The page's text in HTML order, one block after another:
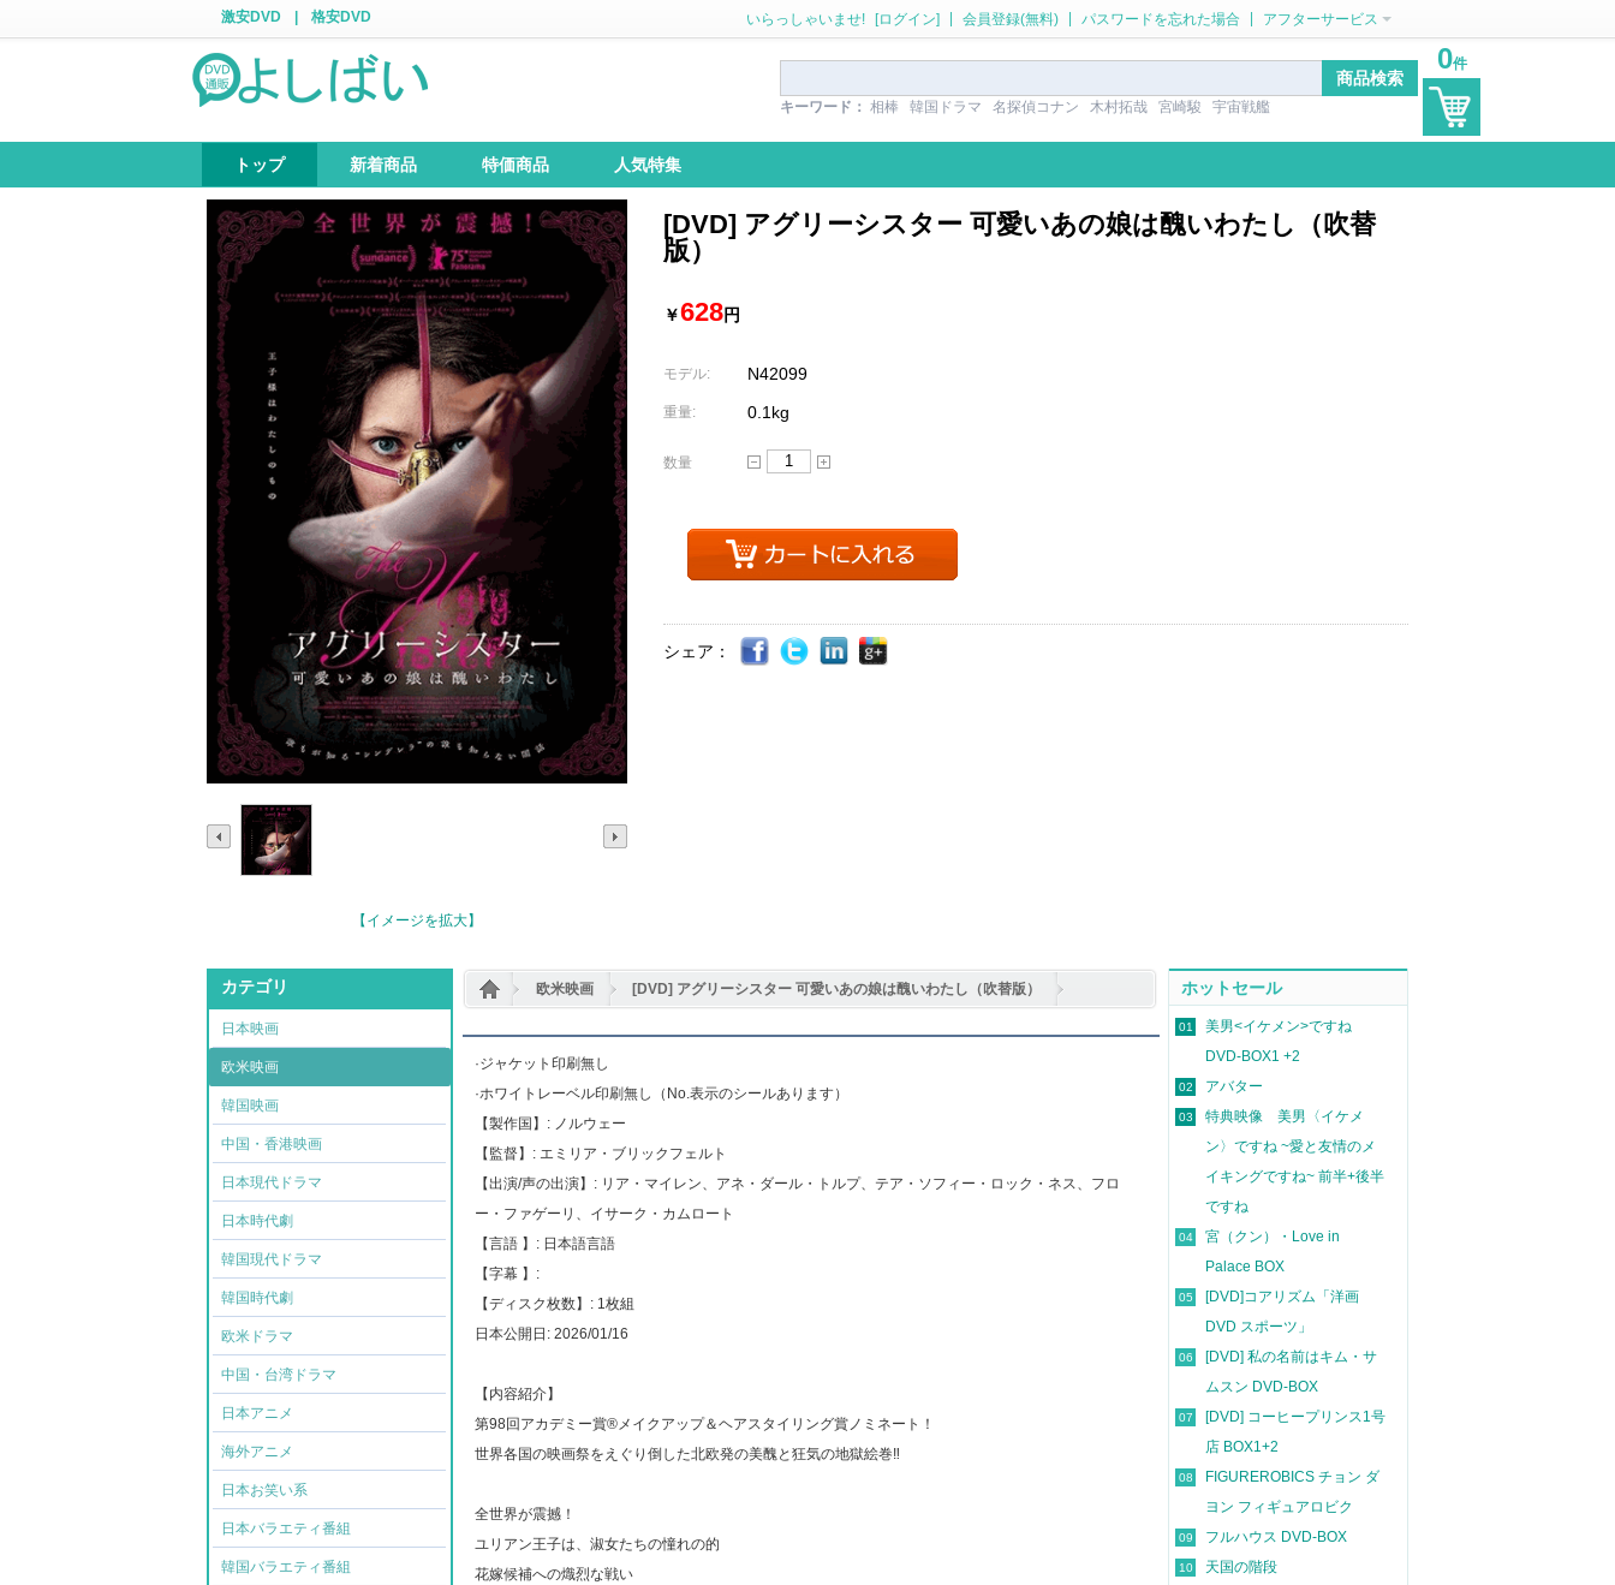
激安DVD 格安DVD いらっしゃいませ! [ログイン] 会員登録(無料) パスワードを忘れた場合 アフターサービス
キーワード： 相棒 韓国ドラマ 名探偵コナン 木村拓哉 宮崎駿 宇宙戦艦
トップ 新着商品 特価商品 人気特集
0件
【イメージを拡大】
[DVD] アグリーシスター 可愛いあの娘は醜いわたし（吹替
版）
￥628円
モデル: N42099
重量: 0.1kg
数量
シェア：
カテゴリ
日本映画
欧米映画
韓国映画
中国・香港映画
日本現代ドラマ
日本時代劇
韓国現代ドラマ
韓国時代劇
欧米ドラマ
中国・台湾ドラマ
日本アニメ
海外アニメ
日本お笑い系
日本バラエティ番組
韓国バラエティ番組
欧米映画 [DVD] アグリーシスター 可愛いあの娘は醜いわたし（吹替版）
·ジャケット印刷無し
·ホワイトレーベル印刷無し（No.表示のシールあります）
【製作国】: ノルウェー
【監督】: エミリア・ブリックフェルト
【出演/声の出演】: リア・マイレン、アネ・ダール・トルプ、テア・ソフィー・ロック・ネス、フロ
ー・ファゲーリ、イサーク・カムロート
【言語 】: 日本語言語
【字幕 】:
【ディスク枚数】: 1枚組
日本公開日: 2026/01/16
【内容紹介】
第98回アカデミー賞®メイクアップ＆ヘアスタイリング賞ノミネート！
世界各国の映画祭をえぐり倒した北欧発の美醜と狂気の地獄絵巻‼
全世界が震撼！
ユリアン王子は、淑女たちの憧れの的
花嫁候補への熾烈な戦い
ホットセール
01
美男<イケメン>ですね
DVD-BOX1 +2
02 アバター
03
特典映像 美男〈イケメ
ン〉ですね ~愛と友情のメ
イキングですね~ 前半+後半
ですね
04
宮（クン）・Love in
Palace BOX
05
[DVD]コアリズム「洋画
DVD スポーツ」
06
[DVD] 私の名前はキム・サ
ムスン DVD-BOX
07
[DVD] コーヒープリンス1号
店 BOX1+2
08
FIGUREROBICS チョン ダ
ヨン フィギュアロビク
09 フルハウス DVD-BOX
10 天国の階段